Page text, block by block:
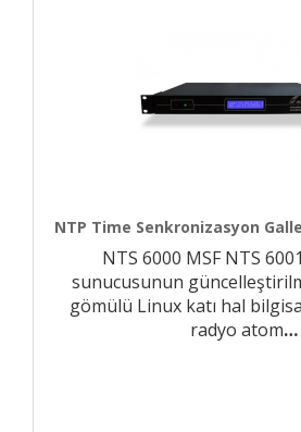
NTP Time Senkronizasyon
NTS 6000 MSF NTS
sunucusunun
gömülü Linux katı hal
radyo atom…